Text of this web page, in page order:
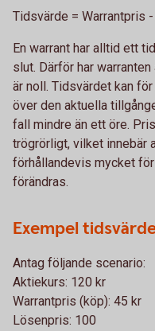
Tidsvärde = Warrantpris
En warrant har alltid ett
slut. Därför har
är noll. Tidsvärdet kan
över den aktuella
fall mindre än ett öre.
trögrörligt, vilket innebär
förhållandevis mycket
förändras.
Exempel
Antag följande scenario:
Aktiekurs: 120 kr
Warrantpris (köp): 45 kr
Lösenpris: 100